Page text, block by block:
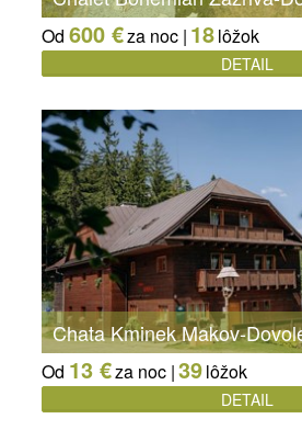
Od 600 €za noc | 18lôžok
DETAIL
Chata Kminek Makov-
Od 13 €za noc |39lôžok
DETAIL